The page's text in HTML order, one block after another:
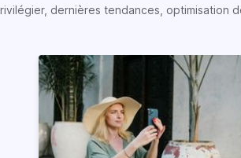
dernières tendances, optimisation